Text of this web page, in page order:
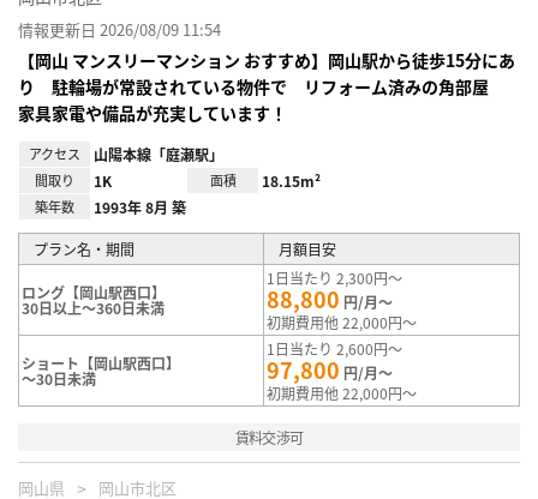
情報更新日 2026/08/09 11:54
【岡山 マンスリーマンション おすすめ】岡山駅から徒歩15分にあ
り 駐輪場が常設されている物件で リフォーム済みの角部屋
家具家電や備品が充実しています！
アクセス 山陽本線「庭瀬駅」
間取り 1K 面積 18.15m²
築年数 1993年 8月 築
プラン名・期間 月額目安
ロング【岡山駅西口】
30日以上～360日未満
1日当たり 2,300円～
88,800 円/月～
初期費用他 22,000円～
ショート【岡山駅西口】
～30日未満
1日当たり 2,600円～
97,800 円/月～
初期費用他 22,000円～
賃料交渉可
岡山県 岡山市北区